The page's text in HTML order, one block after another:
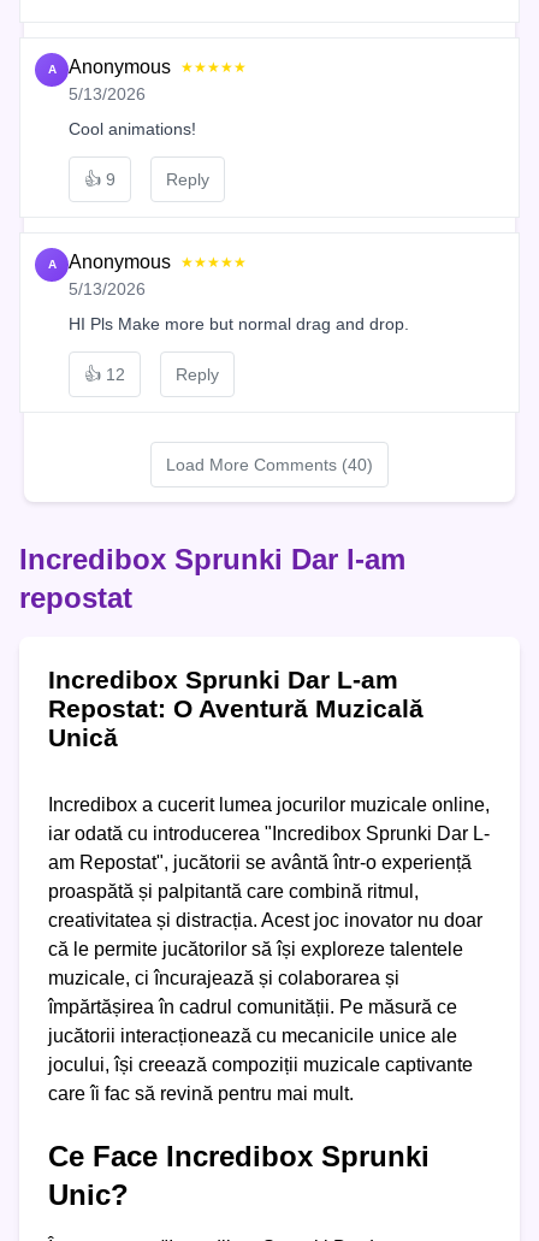
A Anonymous ★★★★★
5/13/2026
Cool animations!
👍 9 Reply
A Anonymous ★★★★★
5/13/2026
HI Pls Make more but normal drag and drop.
👍 12 Reply
Load More Comments (40)
Incredibox Sprunki Dar l-am
repostat
Incredibox Sprunki Dar L-am
Repostat: O Aventură Muzicală
Unică
Incredibox a cucerit lumea jocurilor muzicale online,
iar odată cu introducerea "Incredibox Sprunki Dar L-
am Repostat", jucătorii se avântă într-o experiență
proaspătă și palpitantă care combină ritmul,
creativitatea și distracția. Acest joc inovator nu doar
că le permite jucătorilor să își exploreze talentele
muzicale, ci încurajează și colaborarea și
împărtășirea în cadrul comunității. Pe măsură ce
jucătorii interacționează cu mecanicile unice ale
jocului, își creează compoziții muzicale captivante
care îi fac să revină pentru mai mult.
Ce Face Incredibox Sprunki
Unic?